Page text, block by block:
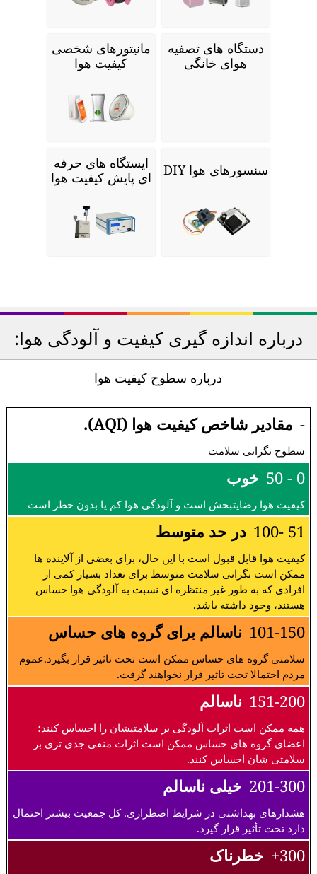
دستگاه های تصفیه
هوای خانگی
مانیتورهای شخصی
کیفیت هوا
سنسورهای هوا DIY
ایستگاه های حرفه
ای پایش کیفیت هوا
درباره اندازه گیری کیفیت و آلودگی هوا:
درباره سطوح کیفیت هوا
- مقادیر شاخص کیفیت هوا (AQI).
سطوح نگرانی سلامت
0 - 50 خوب
کیفیت هوا رضایتبخش است و آلودگی هوا کم یا بدون خطر است
51 -100 در حد متوسط
کیفیت هوا قابل قبول است با این حال، برای بعضی از آلاینده ها
ممکن است نگرانی سلامت متوسط برای تعداد بسیار کمی از
افرادی که به طور غیر منتظره ای نسبت به آلودگی هوا حساس
هستند، وجود داشته باشد.
101-150 ناسالم برای گروه های حساس
سلامتی گروه های حساس ممکن است تحت تاثیر قرار بگیرد.عموم
مردم احتمالا تحت تاثیر قرار نخواهند گرفت.
151-200 ناسالم
همه ممکن است اثرات آلودگی بر سلامتیشان را احساس کنند؛
اعضای گروه های حساس ممکن است اثرات منفی جدی تری بر
سلامتی شان احساس کنند.
201-300 خیلی ناسالم
هشدارهای بهداشتی در شرایط اضطراری. کل جمعیت بیشتر احتمال
دارد تحت تأثیر قرار گیرد.
300+ خطرناک